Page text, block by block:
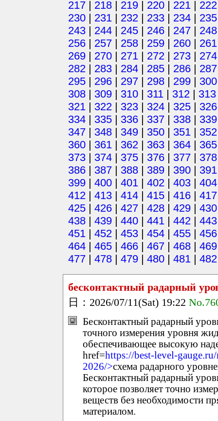
217 | 218 | 219 | 220 | 221 | 222
230 | 231 | 232 | 233 | 234 | 235
243 | 244 | 245 | 246 | 247 | 248
256 | 257 | 258 | 259 | 260 | 261
269 | 270 | 271 | 272 | 273 | 274
282 | 283 | 284 | 285 | 286 | 287
295 | 296 | 297 | 298 | 299 | 300
308 | 309 | 310 | 311 | 312 | 313
321 | 322 | 323 | 324 | 325 | 326
334 | 335 | 336 | 337 | 338 | 339
347 | 348 | 349 | 350 | 351 | 352
360 | 361 | 362 | 363 | 364 | 365
373 | 374 | 375 | 376 | 377 | 378
386 | 387 | 388 | 389 | 390 | 391
399 | 400 | 401 | 402 | 403 | 404
412 | 413 | 414 | 415 | 416 | 417
425 | 426 | 427 | 428 | 429 | 430
438 | 439 | 440 | 441 | 442 | 443
451 | 452 | 453 | 454 | 455 | 456
464 | 465 | 466 | 467 | 468 | 469
477 | 478 | 479 | 480 | 481 | 482
бесконтактный радарный
日：2026/07/11(Sat) 19:22
Бесконтактный радарный
точного измерения уровня
обеспечивающее высокую
href=https://best-level-
2026/>схема радарного
Бесконтактный радарный
которое позволяет точно
веществ без необходимости
материалом.